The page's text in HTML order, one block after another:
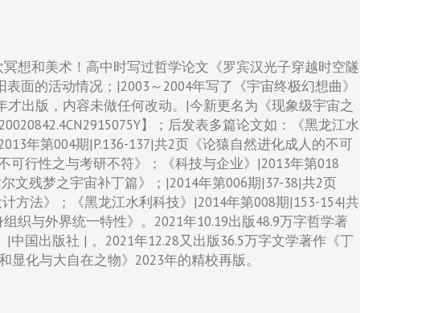
想和美术！高中时写过哲学论文《罗宾汉光子穿越时空隧
面的活动情况；|2003～2004年写了《宇宙终极幻想曲》
出版，内容未做任何改动。|今新更名为《现象级宇宙之
】；后发表多篇论文如：《黑龙江水
年第004期|P.136-137|共2页《论猿自然进化成人的不可
可行性之与考研不符》；《科技与企业》|2013年第018
文残梦之宇宙补丁篇》；|2014年第006期|37-38|共2页
方法》；《黑龙江水利科技》|2014年第008期|153-154|共
织与外界统一特性》。2021年10.19出版48.9万字哲学著
国出版社 | 。2021年12.28又出版36.5万字文学著作《丁
化与大自在之物》2023年的精校再版。